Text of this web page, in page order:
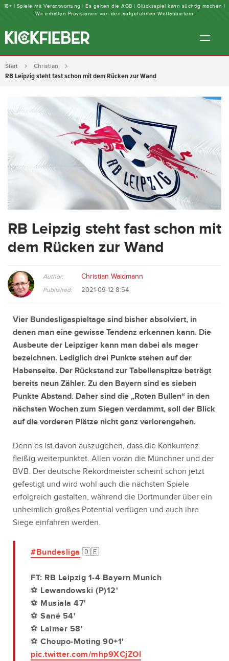
18+ | Spiele mit Verantwortung | Es gelten die AGB | Glücksspiel kann süchtig machen |
Wir erhalten Provisionen von den aufgeführten Wettanbietern
Start Christian
RB Leipzig steht fast schon mit dem Rücken zur Wand
RB Leipzig steht fast schon mit
dem Rücken zur Wand
Author: Christian Waidmann
Published: 2021-09-12 8:54
Vier Bundesligaspieltage sind bisher absolviert, in
denen man eine gewisse Tendenz erkennen kann. Die
Ausbeute der Leipziger kann man dabei als mager
bezeichnen. Lediglich drei Punkte stehen auf der
Habenseite. Der Rückstand zur Tabellenspitze beträgt
bereits neun Zähler. Zu den Bayern sind es sieben
Punkte Abstand. Daher sind die „Roten Bullen“ in den
nächsten Wochen zum Siegen verdammt, soll der Blick
auf die vorderen Plätze nicht ganz verlorengehen.
Denn es ist davon auszugehen, dass die Konkurrenz
fleißig weiterpunktet. Allen voran die Münchner und der
BVB. Der deutsche Rekordmeister scheint schon jetzt
gefestigt und wird wohl auch die nächsten Spiele
erfolgreich gestalten, während die Dortmunder über ein
unheimlich großes Potential verfügen und auch ihre
Siege einfahren werden.
#Bundesliga 🇩🇪
FT: RB Leipzig 1-4 Bayern Munich
⚽️ Lewandowski (P)12'
⚽️ Musiala 47'
⚽️ Sané 54'
⚽️ Laimer 58'
⚽️ Choupo-Moting 90+1'
pic.twitter.com/mhp9XCjZOl